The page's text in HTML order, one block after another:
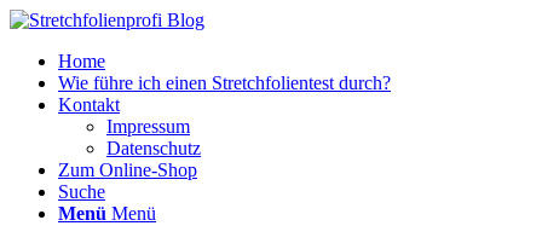
Home
Wie führe ich einen Stretchfolientest durch?
Kontakt
Impressum
Datenschutz
Zum Online-Shop
Suche
Menü Menü